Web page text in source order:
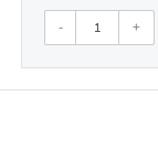
- +